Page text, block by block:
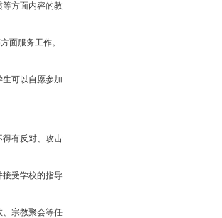
方面内容的教
面服务工作。
可以自愿参加
有反对、攻击
受学校的指导
宗教聚会等任